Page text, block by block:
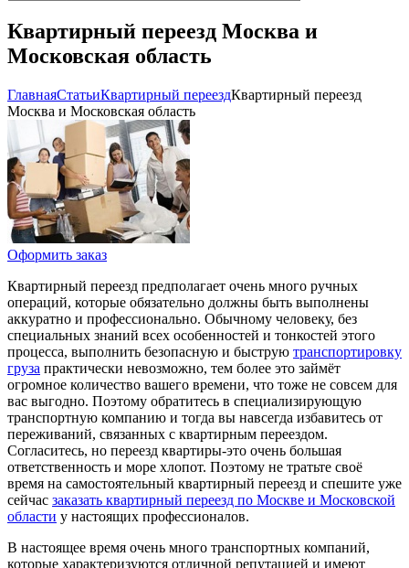
Квартирный переезд Москва и
Московская область
ГлавнаяCтатьиКвартирный переездКвартирный переезд
Москва и Московская область
Оформить заказ
Квартирный переезд предполагает очень много ручных
операций, которые обязательно должны быть выполнены
аккуратно и профессионально. Обычному человеку, без
специальных знаний всех особенностей и тонкостей этого
процесса, выполнить безопасную и быструю транспортировку
груза практически невозможно, тем более это займёт
огромное количество вашего времени, что тоже не совсем для
вас выгодно. Поэтому обратитесь в специализирующую
транспортную компанию и тогда вы навсегда избавитесь от
переживаний, связанных с квартирным переездом.
Согласитесь, но переезд квартиры-это очень большая
ответственность и море хлопот. Поэтому не тратьте своё
время на самостоятельный квартирный переезд и спешите уже
сейчас заказать квартирный переезд по Москве и Московской
области у настоящих профессионалов.
В настоящее время очень много транспортных компаний,
которые характеризуются отличной репутацией и имеют